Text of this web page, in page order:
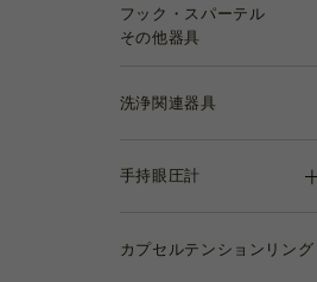
フック・スパーテル
その他器具
洗浄関連器具
手持眼圧計
カプセルテンションリング